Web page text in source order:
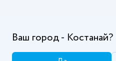
Ваш город - Костанай?